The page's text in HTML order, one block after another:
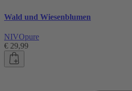
Wald und Wiesenblumen
NIVOpure
€ 29,99